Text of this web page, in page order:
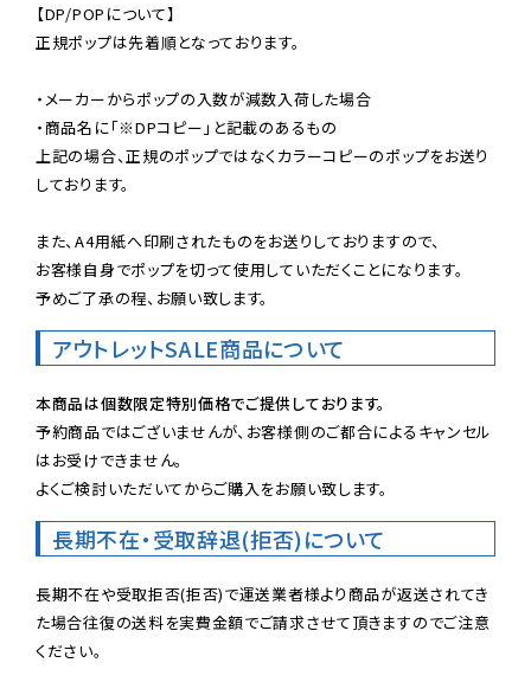
【DP/POPについて】
正規ポップは先着順となっております。
・メーカーからポップの入数が減数入荷した場合
・商品名に「※DPコピー」と記載のあるもの
上記の場合、正規のポップではなくカラーコピーのポップをお送り
しております。
また、A4用紙へ印刷されたものをお送りしておりますので、
お客様自身でポップを切って使用していただくことになります。
予めご了承の程、お願い致します。
アウトレットSALE商品について
本商品は個数限定特別価格でご提供しております。
予約商品ではございませんが、お客様側のご都合によるキャンセル
はお受けできません。
よくご検討いただいてからご購入をお願い致します。
長期不在・受取辞退(拒否)について
長期不在や受取拒否(拒否)で運送業者様より商品が返送されてき
た場合往復の送料を実費金額でご請求させて頂きますのでご注意
ください。